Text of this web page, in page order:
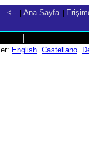
<--| Ana Sayfa|
|
English Castellano